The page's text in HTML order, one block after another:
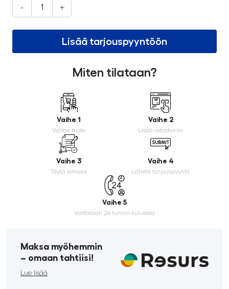
- +
Lisää tarjouspyyntöön
Miten tilataan?
Vaihe 1
Valitse tuote
Vaihe 2
Lisää ostoskoriin
Vaihe 3
Täytä lomake
Vaihe 4
Lähetä tarjouspyyntö
Vaihe 5
Vastataan 24 tunnin kuluessa
Maksa myöhemmin
­– omaan tahtiisi!
Lue lisää